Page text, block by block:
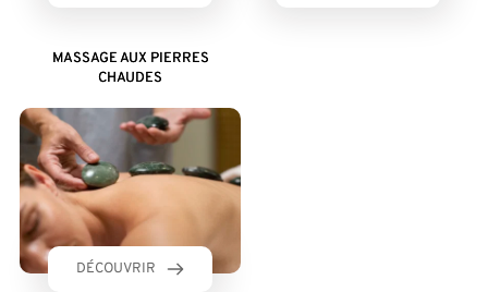
MASSAGE AUX PIERRES
CHAUDES
DÉCOUVRIR